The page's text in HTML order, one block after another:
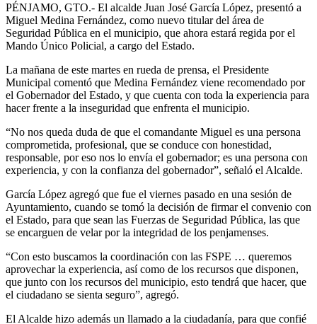
PÉNJAMO, GTO.- El alcalde Juan José García López, presentó a
Miguel Medina Fernández, como nuevo titular del área de
Seguridad Pública en el municipio, que ahora estará regida por el
Mando Único Policial, a cargo del Estado.
La mañana de este martes en rueda de prensa, el Presidente
Municipal comentó que Medina Fernández viene recomendado por
el Gobernador del Estado, y que cuenta con toda la experiencia para
hacer frente a la inseguridad que enfrenta el municipio.
“No nos queda duda de que el comandante Miguel es una persona
comprometida, profesional, que se conduce con honestidad,
responsable, por eso nos lo envía el gobernador; es una persona con
experiencia, y con la confianza del gobernador”, señaló el Alcalde.
García López agregó que fue el viernes pasado en una sesión de
Ayuntamiento, cuando se tomó la decisión de firmar el convenio con
el Estado, para que sean las Fuerzas de Seguridad Pública, las que
se encarguen de velar por la integridad de los penjamenses.
“Con esto buscamos la coordinación con las FSPE … queremos
aprovechar la experiencia, así como de los recursos que disponen,
que junto con los recursos del municipio, esto tendrá que hacer, que
el ciudadano se sienta seguro”, agregó.
El Alcalde hizo además un llamado a la ciudadanía, para que confié